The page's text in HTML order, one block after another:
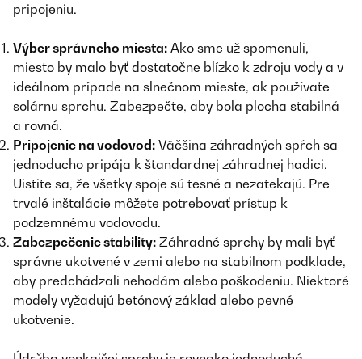
pripojeniu.
Výber správneho miesta: Ako sme už spomenuli,
miesto by malo byť dostatočne blízko k zdroju vody a v
ideálnom prípade na slnečnom mieste, ak používate
solárnu sprchu. Zabezpečte, aby bola plocha stabilná
a rovná.
Pripojenie na vodovod: Väčšina záhradných spŕch sa
jednoducho pripája k štandardnej záhradnej hadici.
Uistite sa, že všetky spoje sú tesné a nezatekajú. Pre
trvalé inštalácie môžete potrebovať prístup k
podzemnému vodovodu.
Zabezpečenie stability: Záhradné sprchy by mali byť
správne ukotvené v zemi alebo na stabilnom podklade,
aby predchádzali nehodám alebo poškodeniu. Niektoré
modely vyžadujú betónový základ alebo pevné
ukotvenie.